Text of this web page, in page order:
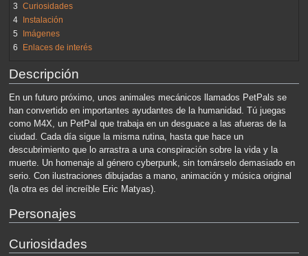
3 Curiosidades
4
Instalación
5
Imágenes
6
Enlaces de interés
Descripción
En un futuro próximo, unos animales mecánicos llamados PetPals se
han convertido en importantes ayudantes de la humanidad. Tú juegas
como M4X, un PetPal que trabaja en un desguace a las afueras de la
ciudad. Cada día sigue la misma rutina, hasta que hace un
descubrimiento que lo arrastra a una conspiración sobre la vida y la
muerte. Un homenaje al género cyberpunk, sin tomárselo demasiado en
serio. Con ilustraciones dibujadas a mano, animación y música original
(la otra es del increíble Eric Matyas).
Personajes
Curiosidades